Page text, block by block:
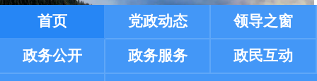
首页 党政动态 领导之窗
政务公开 政务服务 政民互动